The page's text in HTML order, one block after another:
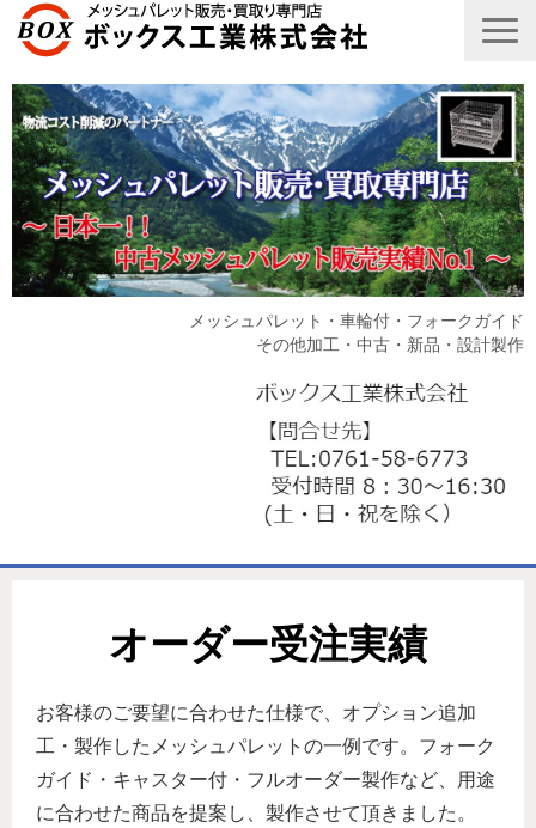
メッシュパレット・車輪付・フォークガイド
その他加工・中古・新品・設計製作
商品一覧表
製造工場
代理店募集
オーダー受注実績
お客様のご要望に合わせた仕様で、オプション追加
工・製作したメッシュパレットの一例です。フォーク
ガイド・キャスター付・フルオーダー製作など、用途
に合わせた商品を提案し、製作させて頂きました。